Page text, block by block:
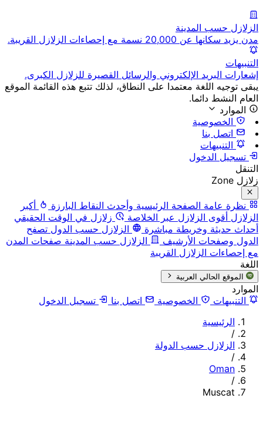
الزلازل حسب المدينة
مدن يزيد سكانها عن 20,000 نسمة مع إحصاءات الزلازل القريبة.
التنبيهات
إشعارات البريد الإلكتروني والرسائل القصيرة للزلازل الكبرى.
يبقى توجيه اللغة معتمدا على النطاق، لذلك تتبع هذه القائمة الموقع
العام النشط دائما.
الموارد
الخصوصية
اتصل بنا
التنبيهات
تسجيل الدخول
التنقل
زلازل Zone
نظرة عامة الصفحة الرئيسية وأحدث النقاط البارزة
أكبر
الزلازل أقوى الزلازل عبر الخلاصة
زلازل في الوقت الحقيقي
أحداث حديثة وخريطة مباشرة
الزلازل حسب الدول تصفح
الدول وصفحات الأرشيف
الزلازل حسب المدينة صفحات المدن
مع إحصاءات الزلازل القريبة
اللغة
الموقع الحالي العربية
الموارد
التنبيهات
الخصوصية اتصل بنا
تسجيل الدخول
الرئيسية
/
الزلازل حسب الدولة
/
Oman
/
Muscat